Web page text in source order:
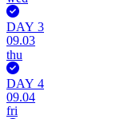
DAY 3
09.03
thu
DAY 4
09.04
fri